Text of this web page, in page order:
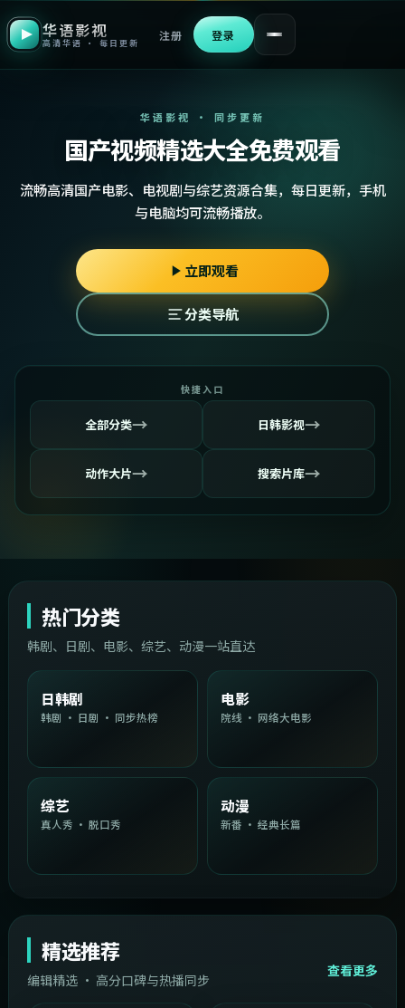
华语影视
高清华语 · 每日更新
注册 登录
华语影视 · 同步更新
国产视频精选大全免费观看
流畅高清国产电影、电视剧与综艺资源合集，每日更新，手机
与电脑均可流畅播放。
立即观看
分类导航
快捷入口
全部分类→ 日韩影视→
动作大片→ 搜索片库→
热门分类
韩剧、日剧、电影、综艺、动漫一站直达
日韩剧
韩剧 · 日剧 · 同步热榜
电影
院线 · 网络大电影
综艺
真人秀 · 脱口秀
动漫
新番 · 经典长篇
精选推荐
编辑精选 · 高分口碑与热播同步
查看更多
中国台湾 1:54:36 2:08:51